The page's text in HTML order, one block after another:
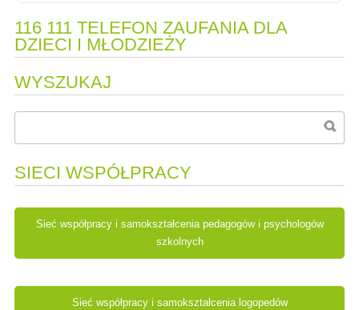
116 111 TELEFON ZAUFANIA DLA
DZIECI I MŁODZIEŻY
WYSZUKAJ
SIECI WSPÓŁPRACY
Sieć współpracy i samokształcenia pedagogów i psychologów
szkolnych
Sieć współpracy i samokształcenia logopedów